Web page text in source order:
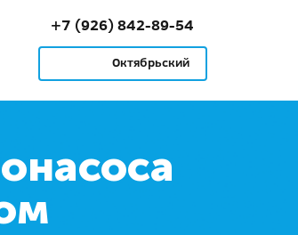
+7 (926) 842-89-54
Октябрьский